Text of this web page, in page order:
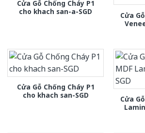
Cửa Gỗ Chống Cháy P1
cho khach san-a-SGD
Cửa
Cửa Gỗ Chống Cháy P1
cho khach san-SGD
Cửa